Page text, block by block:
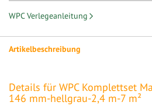
Artikelbeschreibung
Details für WPC Komplettset
146 mm-hellgrau-2,4 m-7 m²
WPC Verlegeanleitung